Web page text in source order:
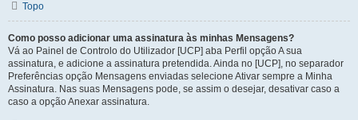
Topo
Como posso adicionar uma assinatura às minhas Mensagens?
Vá ao Painel de Controlo do Utilizador [UCP] aba Perfil opção A sua
assinatura, e adicione a assinatura pretendida. Ainda no [UCP], no separador
Preferências opção Mensagens enviadas selecione Ativar sempre a Minha
Assinatura. Nas suas Mensagens pode, se assim o desejar, desativar caso a
caso a opção Anexar assinatura.